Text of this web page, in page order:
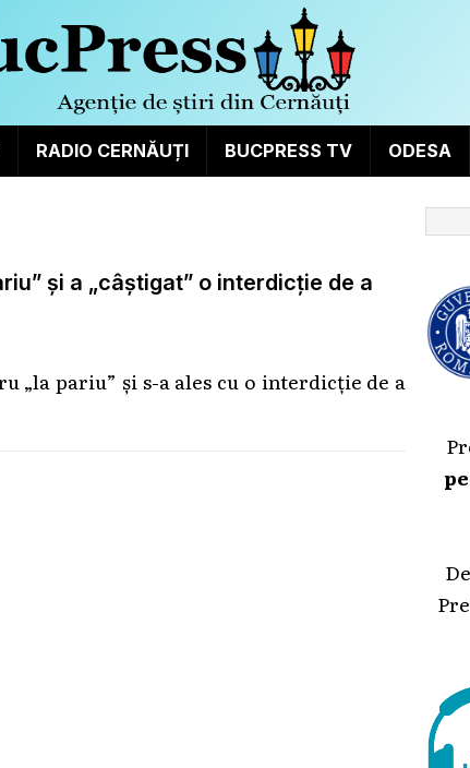
RADIO CERNĂUȚI BUCPRESS TV ODESA
și a „câștigat” o interdicție de a
„la pariu” și s-a ales cu o interdicție de a